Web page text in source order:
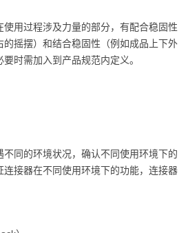
用过程涉及力量的部分，有配合稳固性
的摇摆）和结合稳固性（例如成品上下外
时需加入到产品规范内定义。
同的环境状况，确认不同使用环境下的
连接器在不同使用环境下的功能，连接器